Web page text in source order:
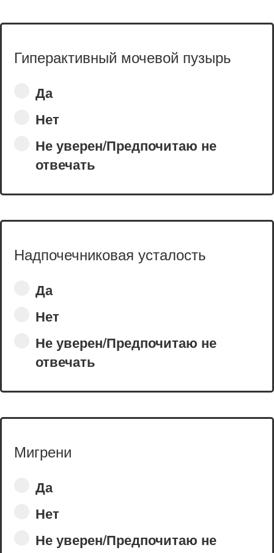
Гиперактивный мочевой пузырь
Да
Нет
Не уверен/Предпочитаю не
отвечать
Надпочечниковая усталость
Да
Нет
Не уверен/Предпочитаю не
отвечать
Мигрени
Да
Нет
Не уверен/Предпочитаю не